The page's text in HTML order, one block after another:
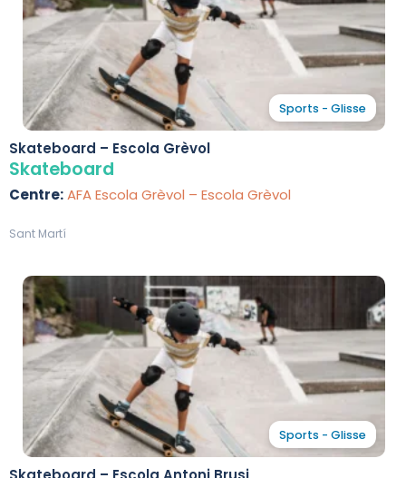
Sports - Glisse
Skateboard – Escola Grèvol
Skateboard
Centre:AFA Escola Grèvol – Escola Grèvol
Sant Martí
Sports - Glisse